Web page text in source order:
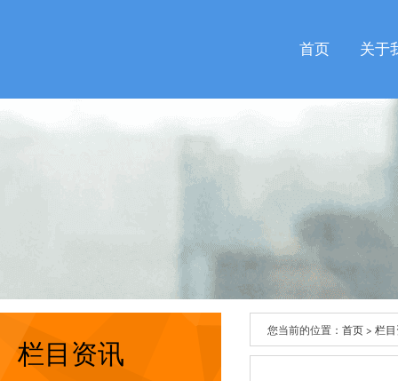
首页 关于
栏目资讯
您当前的位置： 首页> 栏